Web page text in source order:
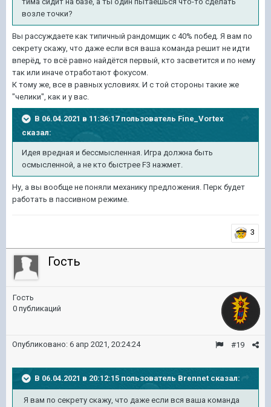
возле точки?
Вы рассуждаете как типичный рандомщик с 40% побед. Я вам по
секрету скажу, что даже если вся ваша команда решит не идти
вперёд, то всё равно найдётся первый, кто засветится и по нему
так или иначе отработают фокусом.
К тому же, все в равных условиях. И с той стороны такие же
"челики", как и у вас.
В 06.04.2021 в 11:36:17 пользователь Fine_Vortex
сказал:
Идея вредная и бессмысленная. Игра должна быть
осмысленной, а не кто быстрее F3 нажмет.
Ну, а вы вообще не поняли механику предложения. Перк будет
работать в пассивном режиме.
3
Гость
Гость
0 публикаций
#19
Опубликовано: 6 апр 2021, 20:24:24
В 06.04.2021 в 20:12:15 пользователь Brennet сказал:
Я вам по секрету скажу, что даже если вся ваша команда